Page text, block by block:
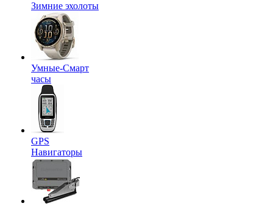
Зимние эхолоты
Умные-Смарт
часы
GPS
Навигаторы